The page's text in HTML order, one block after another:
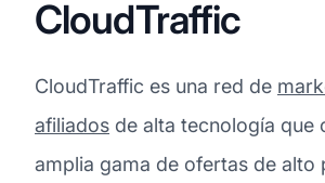
CloudTraffic
CloudTraffic es una red de
afiliados de alta tecnología que
amplia gama de ofertas de alto